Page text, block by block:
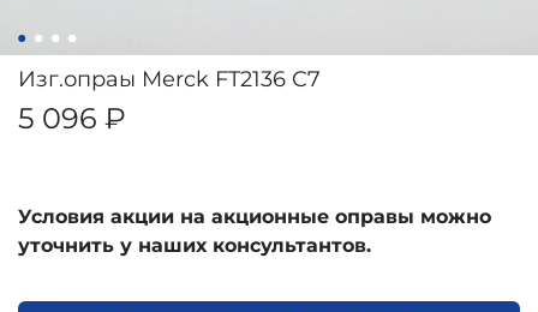
Изг.опраы Merck FT2136 C7
5 096 ₽
Условия акции на акционные оправы можно
уточнить у наших консультантов.